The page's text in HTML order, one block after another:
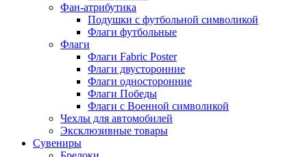
Фан-атрибутика
Подушки с футбольной символикой
Флаги футбольные
Флаги
Флаги Fabric Poster
Флаги двусторонние
Флаги односторонние
Флаги Победы
Флаги с Военной символикой
Чехлы для автомобилей
Эксклюзивные товары
Сувениры